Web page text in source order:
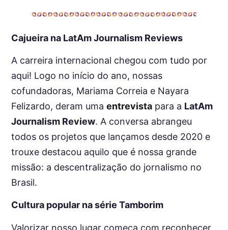
Cajueira na LatAm Journalism Reviews
A carreira internacional chegou com tudo por
aqui! Logo no início do ano, nossas
cofundadoras, Mariama Correia e Nayara
Felizardo, deram umaentrevista para a LatAm
Journalism Review. A conversa abrangeu
todos os projetos que lançamos desde 2020 e
trouxe destacou aquilo que é nossa grande
missão: a descentralização do jornalismo no
Brasil.
Cultura popular na série Tamborim
Valorizar nosso lugar começa com reconhecer